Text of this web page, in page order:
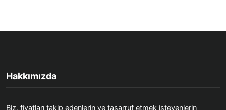
Hakkımızda
Biz, fiyatları takip edenlerin ve tasarruf etmek isteyenlerin